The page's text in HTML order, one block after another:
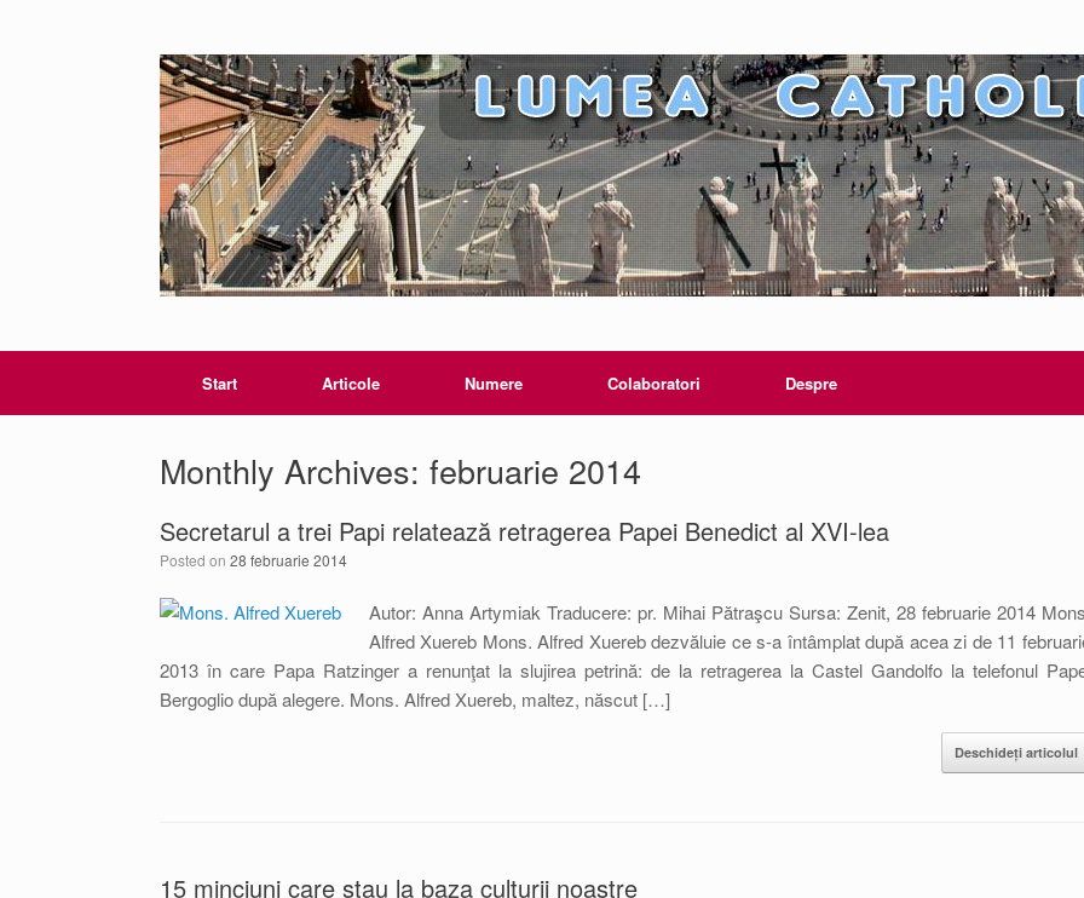
Start Articole Numere Colaboratori Despre
Monthly Archives: februarie 2014
Secretarul a trei Papi relatează retragerea Papei Benedict al XVI-lea
Posted on 28 februarie 2014
Autor: Anna Artymiak Traducere: pr. Mihai Pătraşcu Sursa: Zenit, 28 februarie 2014
Alfred Xuereb Mons. Alfred Xuereb dezvăluie ce s-a întâmplat după acea zi de 11
2013 în care Papa Ratzinger a renunţat la slujirea petrină: de la retragerea la Castel Gandolfo la telefonul
Bergoglio după alegere. Mons. Alfred Xuereb, maltez, născut […]
Deschideți articolul
15 minciuni care stau la baza culturii noastre